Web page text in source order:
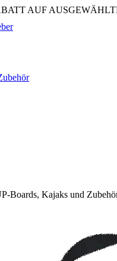
AUF
Boards, Kajaks und